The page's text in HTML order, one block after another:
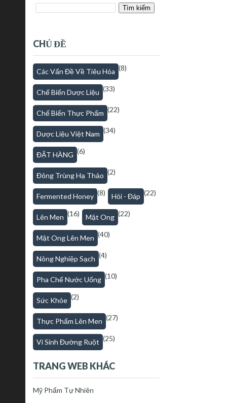
CHỦ ĐỀ
Các Vấn Đề Về Tiêu Hóa (8)
Chế Biến Dược Liệu (33)
Chế Biến Thực Phẩm (22)
Dược Liệu Việt Nam (34)
ĐẶT HÀNG (6)
Đông Trùng Hạ Thảo (2)
Fermented Honey (8) Hỏi - Đáp (22)
Lên Men (16) Mật Ong (22)
Mật Ong Lên Men (40)
Nông Nghiệp Sạch (4)
Pha Chế Nước Uống (10)
Sức Khỏe (2)
Thực Phẩm Lên Men (27)
Vi Sinh Đường Ruột (25)
TRANG WEB KHÁC
Mỹ Phẩm Tự Nhiên